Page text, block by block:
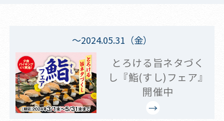
～2024.05.31（金）
とろける旨ネタづく
し『鮨(すし)フェア』
開催中